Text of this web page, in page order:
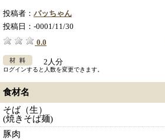
投稿者： パッちゃん
投稿日： -0001/11/30
0.0
2人分
ログインすると人数を変更できます。
食材名
そば（生）
(焼きそば麺)
豚肉